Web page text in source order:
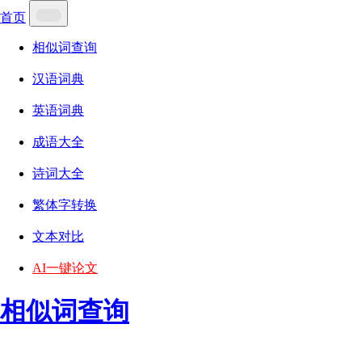
首页
相似词查询
汉语词典
英语词典
成语大全
诗词大全
繁体字转换
文本对比
AI一键论文
相似词查询